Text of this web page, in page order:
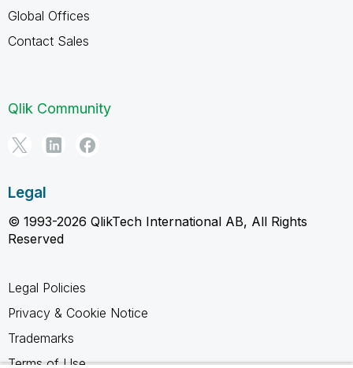
Global Offices
Contact Sales
Qlik Community
Legal
© 1993-2026 QlikTech International AB, All Rights
Reserved
Legal Policies
Privacy & Cookie Notice
Trademarks
Terms of Use